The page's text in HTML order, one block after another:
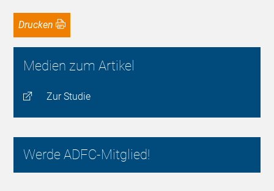
Drucken
Medien zum Artikel
Zur Studie
Werde ADFC-Mitglied!